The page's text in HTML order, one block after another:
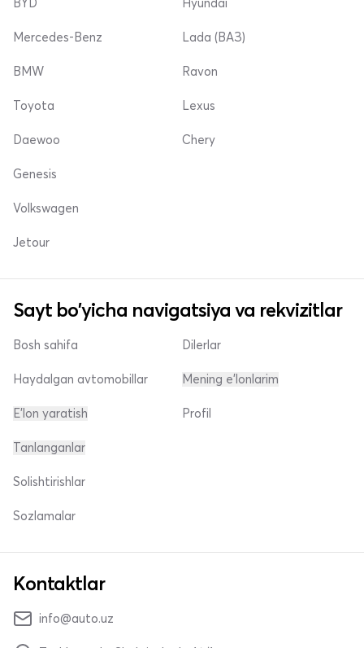
Mercedes-Benz Lada (ВАЗ)
BMW
Toyota
Daewoo
Ravon
Lexus
Chery
Genesis
Volkswagen
Jetour
Sayt bo'yicha navigatsiya va rekvizitlar
Bosh sahifa
Haydalgan avtomobillar
E'lon yaratish
Dilerlar
Mening e'lonlarim
Profil
Tanlanganlar
Solishtirishlar
Sozlamalar
Kontaktlar
info@auto.uz